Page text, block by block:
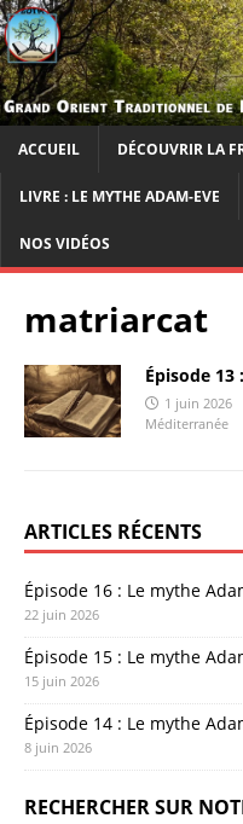
ACCUEIL DÉCOUVRIR LA
LIVRE : LE MYTHE ADAM-EVE
NOS VIDÉOS
matriarcat
Épisode 13
1 juin 2026
Méditerranée
ARTICLES RÉCENTS
Épisode 16 : Le mythe
22 juin 2026
Épisode 15 : Le mythe
15 juin 2026
Épisode 14 : Le mythe
8 juin 2026
RECHERCHER SUR